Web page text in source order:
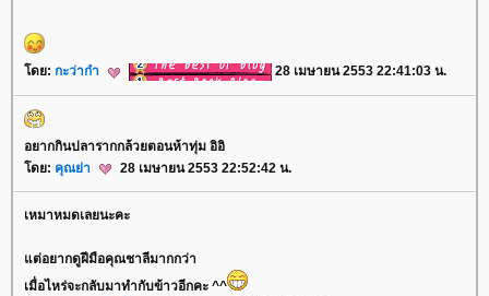
ดย: กะว่าก๋า 28 เมษายน 2553 22:41:03 น.
อยากกินปลารากกล้วยตอนห้าทุ่ม อิอิ
ดย: คุณย่า 28 เมษายน 2553 22:52:42 น.
เหมาหมดเลยนะคะ
ต่อยากดูฝีมือคุณชาลีมากกว่า
เมื่อไหร่จะกลับมาทำกับข้าวอีกคะ ^^